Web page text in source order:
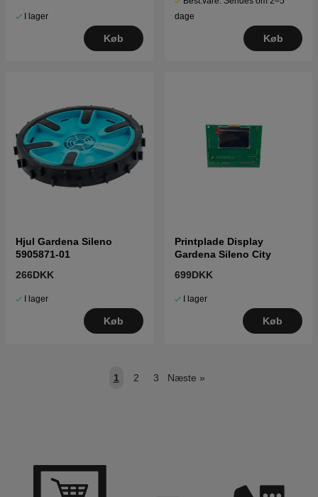
I lager
Køb
dage
Køb
Hjul Gardena Sileno
5905871-01
266DKK
I lager
Køb
Printplade Display
Gardena Sileno City
699DKK
I lager
Køb
1 2 3 Næste »